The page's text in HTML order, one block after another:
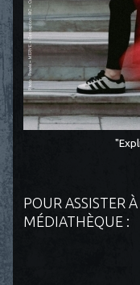
POUR ASSISTER
MÉDIATHÈQUE :